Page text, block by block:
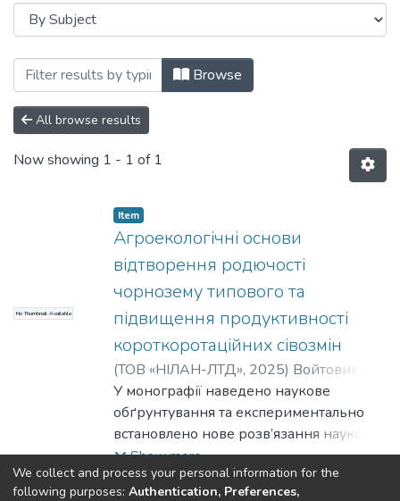
Browsing Наукові видання by Subject
Browse
All browse results
Now showing 1 - 1 of 1
No Thumbnail Available
Item
Агроекологічні основи
відтворення родючості
чорнозему типового та
підвищення продуктивності
короткоротаційних сівозмін
(ТОВ «НІЛАН-ЛТД», 2025) Войтовик, М.
В. ;Примак, І. Д.;Цюк, Ю. В.
У монографії наведено наукове
обґрунтування та експериментально
встановлено нове розв’язання наукової
і практичної проблеми ефективного
використання чорнозему типового
Show more
We collect and process your personal information for the
following purposes: Authentication, Preferences,